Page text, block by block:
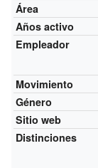
Área
Años activo
Empleador
Movimiento
Género
Sitio web
Distinciones